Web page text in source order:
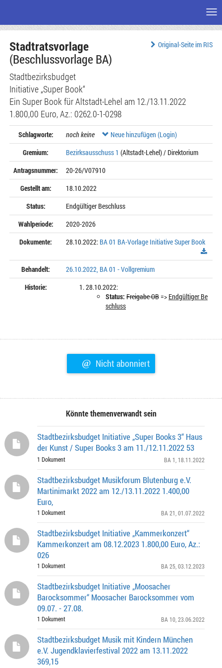
Seiteninhalt
Original-Seite im RIS
Stadtratsvorlage
(Beschlussvorlage BA)
Stadtbezirksbudget
Initiative „Super Book“
Ein Super Book für Altstadt-Lehel am 12./13.11.2022
1.800,00 Euro, Az.: 0262.0-1-0298
Schlagworte: noch keine
Neue hinzufügen (Login)
Gremium:
Bezirksausschuss 1 (Altstadt-Lehel) / Direktorium
Antragsnummer:
20-26/V07910
Gestellt am:
18.10.2022
Status:
Endgültiger Beschluss
Wahlperiode:
2020-2026
Dokumente:
28.10.2022: BA 01 BA-Vorlage Initiative Super Book
Behandelt:
26.10.2022, BA 01 - Vollgremium
Historie:
28.10.2022:
Status: Freigabe OB=> Endgültiger Be
schluss
@ Nicht abonniert
Könnte themenverwandt sein
Stadtbezirksbudget Initiative „Super Books 3“ Haus
der Kunst / Super Books 3 am 11./12.11.2022 53
1 Dokument BA 1 , 18.11.2022
Stadtbezirksbudget Musikforum Blutenburg e.V.
Martinimarkt 2022 am 12./13.11.2022 1.400,00
Euro,
1 Dokument BA 21 , 01.07.2022
Stadtbezirksbudget Initiative „Kammerkonzert“
Kammerkonzert am 08.12.2023 1.800,00 Euro, Az.:
026
1 Dokument BA 25 , 03.12.2023
Stadtbezirksbudget Initiative „Moosacher
Barocksommer“ Moosacher Barocksommer vom
09.07. - 27.08.
1 Dokument BA 10 , 23.06.2022
Stadtbezirksbudget Musik mit Kindern München
e.V. Jugendklavierfestival 2022 am 13.11.2022
369,15